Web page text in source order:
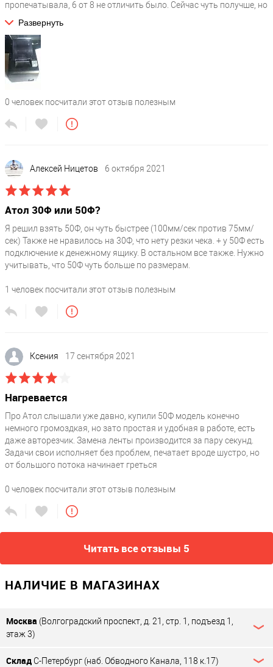
пропечатывала, 6 от 8 не отличить было. Сейчас чуть получше, но
правильную не нашли. В техподдержке узнавал, оказывается на
это вообще много всего может влиять. И температура в
помещении, сухость и плотность самой ленты, и нажатие валика
в кассе... А плотность ленты кстати вообще никто не указывает в
характеристиках. Короче касса в любом случае к ленте оказалась
Развернуть
0 человек посчитали этот отзыв полезным
Алексей Ницетов 6 октября 2021
Атол 30Ф или 50Ф?
Я решил взять 50Ф, он чуть быстрее (100мм/сек против 75мм/
сек) Также не нравилось на 30Ф, что нету резки чека. + у 50Ф есть
подключение к денежному ящику. В остальном все также. Нужно
учитывать, что 50Ф чуть больше по размерам.
1 человек посчитали этот отзыв полезным
Ксения 17 сентября 2021
Нагревается
Про Атол слышали уже давно, купили 50Ф модель конечно
немного громоздкая, но зато простая и удобная в работе, есть
даже авторезчик. Замена ленты производится за пару секунд.
Задачи свои исполняет без проблем, печатает вроде шустро, но
от большого потока начинает греться
0 человек посчитали этот отзыв полезным
Читать все отзывы 5
НАЛИЧИЕ В МАГАЗИНАХ
Москва (Волгоградский проспект, д. 21, стр. 1, подъезд 1,
этаж 3)
СкладС-Петербург (наб. Обводного Канала, 118 к.17)